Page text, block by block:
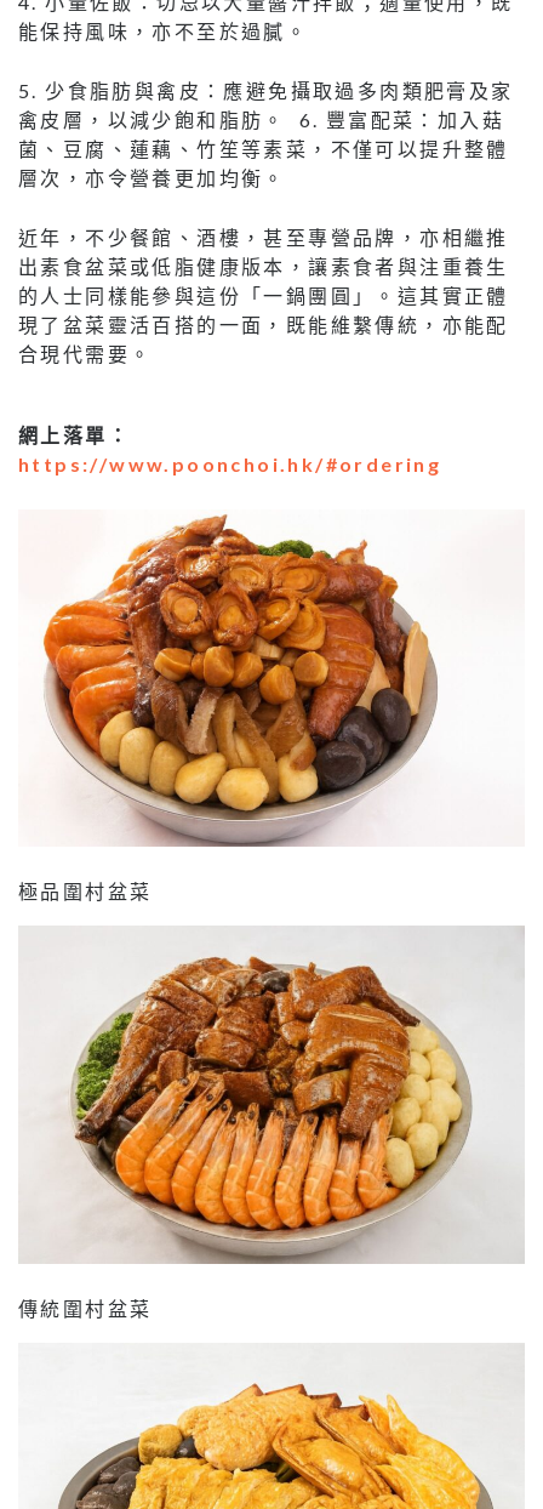
能保持風味，亦不至於過膩。
5. 少食脂肪與禽皮：應避免攝取過多肉類肥膏及家
禽皮層，以減少飽和脂肪。 6. 豐富配菜：加入菇
菌、豆腐、蓮藕、竹笙等素菜，不僅可以提升整體
層次，亦令營養更加均衡。
近年，不少餐館、酒樓，甚至專營品牌，亦相繼推
出素食盆菜或低脂健康版本，讓素食者與注重養生
的人士同樣能參與這份「一鍋團圓」。這其實正體
現了盆菜靈活百搭的一面，既能維繫傳統，亦能配
合現代需要。
網上落單：
https://www.poonchoi.hk/#ordering
極品圍村盆菜
傳統圍村盆菜